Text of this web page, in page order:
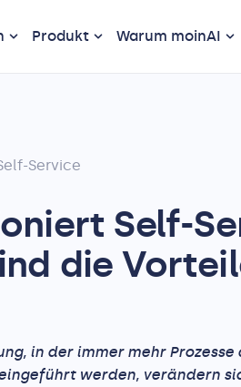
Produkt Warum moinAI
Service
Self-
die
in der immer mehr
werden, verändern